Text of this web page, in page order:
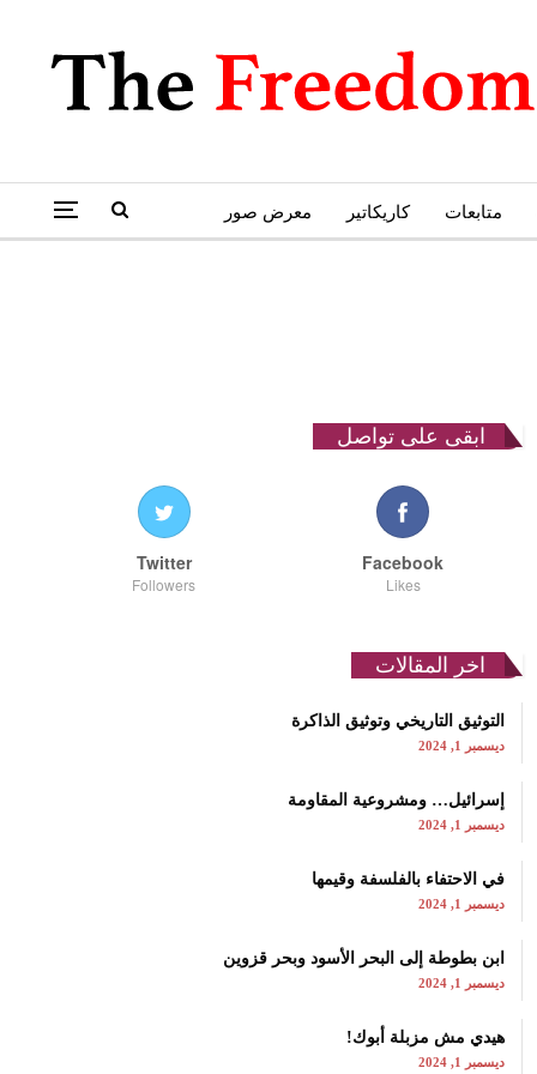
متابعات كاريكاتير معرض صور
ابقى على تواصل
Facebook
Likes
Twitter
Followers
اخر المقالات
التوثيق التاريخي وتوثيق الذاكرة
ديسمبر 1, 2024
إسرائيل… ومشروعية المقاومة
ديسمبر 1, 2024
في الاحتفاء بالفلسفة وقيمها
ديسمبر 1, 2024
ابن بطوطة إلى البحر الأسود وبحر قزوين
ديسمبر 1, 2024
هيدي مش مزبلة أبوك!
ديسمبر 1, 2024